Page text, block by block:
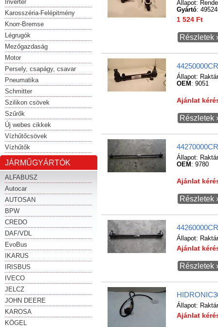
Inverter
Karosszéria-Felépitmény
Knorr-Bremse
Légrugók
Mezőgazdaság
Motor
Persely, csapágy, csavar
Pneumatika
Schmitter
Szilikon csövek
Szűrők
Új webes cikkek
Vízhűtőcsövek
Vízhűtők
JÁRMŰGYÁRTÓK
ALFABUSZ
Autocar
AUTOSAN
BPW
CREDO
DAF/VDL
EvoBus
IKARUS
IRISBUS
IVECO
JELCZ
JOHN DEERE
KAROSA
KÖGEL
Állapot:
Gyártó:
1 524 Ft
Részletek
Állapot:
OEM : 9051
Ajánlat
Részletek
Állapot:
OEM : 9780
Ajánlat
Részletek
Állapot:
Ajánlat
Részletek
Állapot:
Ajánlat